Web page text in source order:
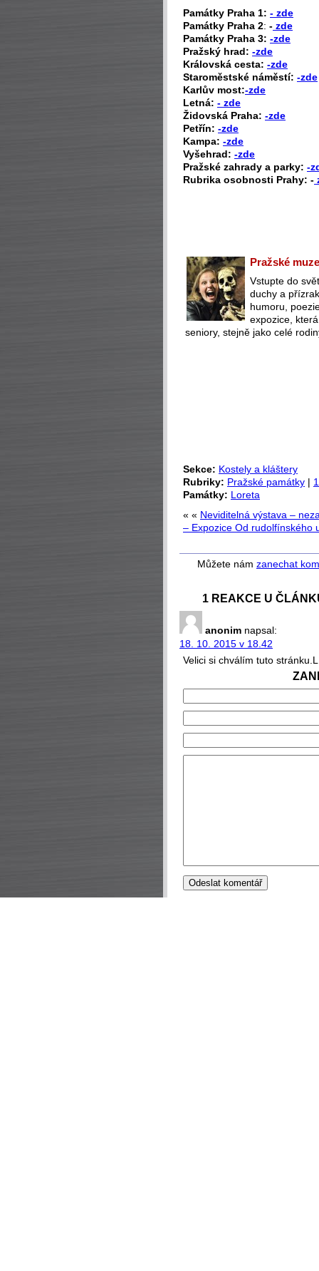
Památky Praha 1: - zde
Památky Praha 2: - zde
Památky Praha 3: -zde
Pražský hrad: -zde
Královská cesta: -zde
Staroměstské náměstí: -zde
Karlův most:-zde
Letná: - zde
Židovská Praha: -zde
Petřín: -zde
Kampa: -zde
Vyšehrad: -zde
Pražské zahrady a parky: -
Rubrika osobnosti Prahy: -
Pražské
Vstupte do
duchy a
humoru,
expozice,
seniory, stejně jako celé
Sekce: Kostely a kláštery
Rubriky: Pražské památky |
Památky: Loreta
« « Neviditelná výstava –
– Expozice Od rudolfínského
Můžete nám zanechat
1 REAKCE U
anonim napsal:
18. 10. 2015 v 18.42
Velici si chválím tuto